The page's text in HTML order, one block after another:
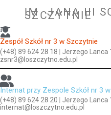
IM. JANA III
SZCZYTNIE
Zespół Szkół nr 3 w Szczytnie
(+48) 89 624 28 18 | Jerzego Lanca
zsnr3@loszczytno.edu.pl
Internat przy Zespole Szkół nr 3
(+48) 89 624 28 20 | Jerzego Lanca
internat@loszczytno.edu.pl